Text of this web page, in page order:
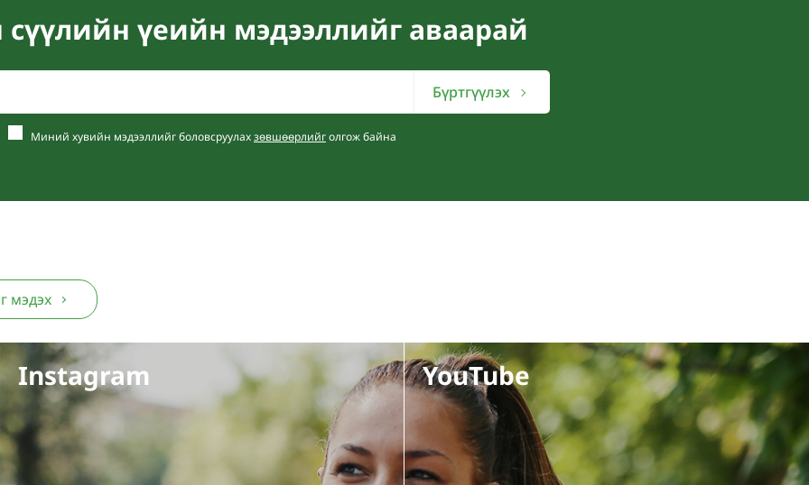
үеийн мэдээллийг аваарай
Бүртгүүлэх
Миний хувийн мэдээллийг боловсруулахзөвшөөрлийголгож байна
мэдэх
Instagram YouTube